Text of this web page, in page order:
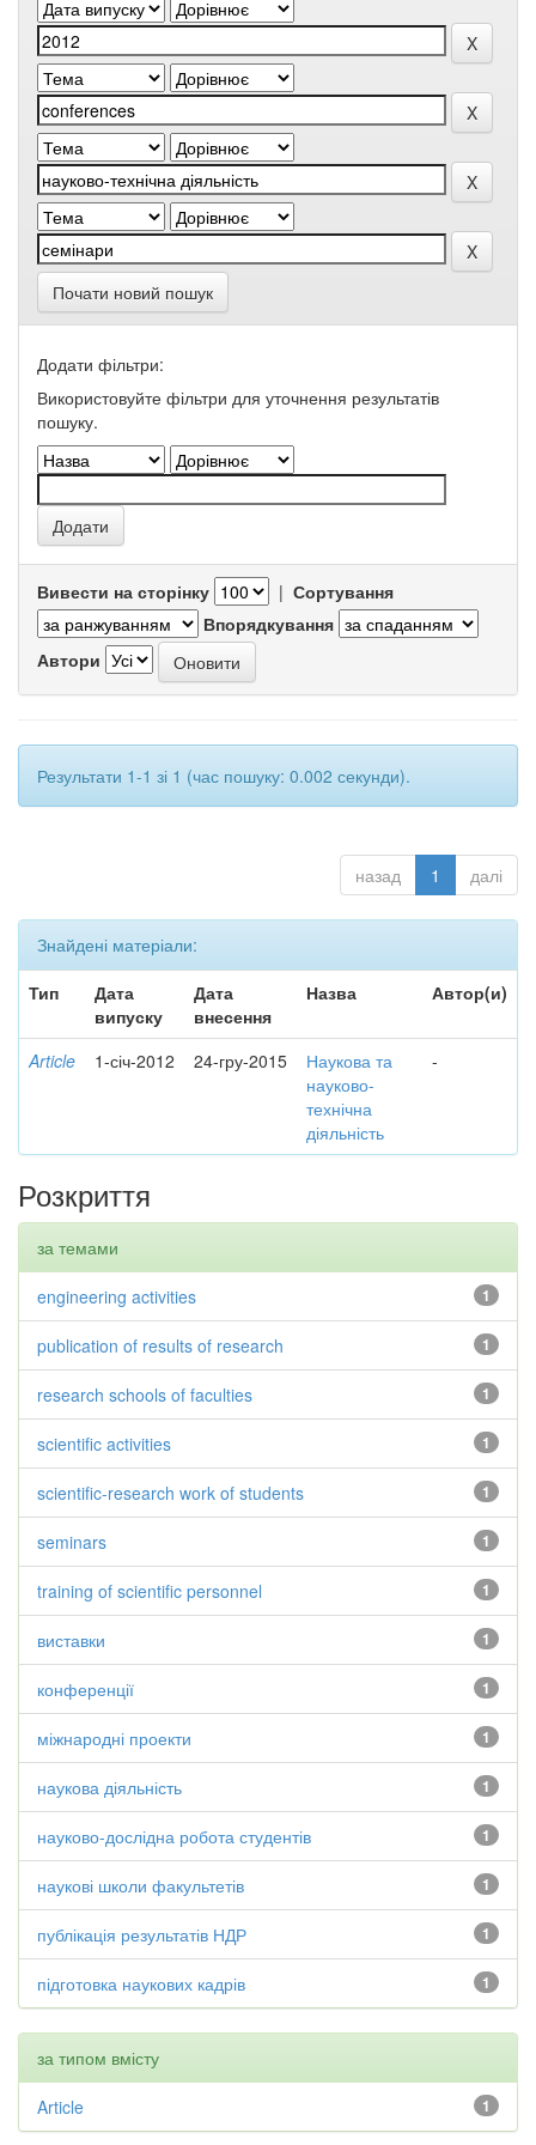
Почати новий пошук
Додати фільтри:
Використовуйте фільтри для уточнення результатів
пошуку.
Вивести на сторінку | Сортування
Впорядкування
Автори
Результати 1-1 зі 1 (час пошуку: 0.002 секунди).
назад 1 далі
Знайдені матеріали:
Тип
Дата
випуску
Дата
внесення
Назва Автор(и)
Article 1-січ-2012 24-гру-2015
Наукова та
науково-
технічна
діяльність
-
Розкриття
за темами
1
engineering activities
1
publication of results of research
1
research schools of faculties
1
scientific activities
1
scientific-research work of students
1
seminars
1
training of scientific personnel
1
виставки
1
конференції
1
міжнародні проекти
1
наукова діяльність
1
науково-дослідна робота студентів
1
наукові школи факультетів
1
публікація результатів НДР
1
підготовка наукових кадрів
за типом вмісту
1
Article